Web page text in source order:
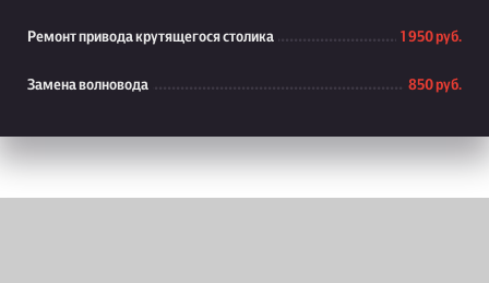
Ремонт привода крутящегося столика 1 950 руб.
Замена волновода 850 руб.